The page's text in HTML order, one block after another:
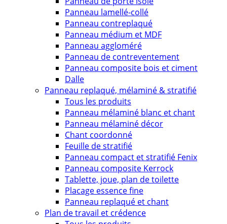
Panneau lamellé-collé
Panneau contreplaqué
Panneau médium et MDF
Panneau aggloméré
Panneau de contreventement
Panneau composite bois et ciment
Dalle
Panneau replaqué, mélaminé & stratifié
Tous les produits
Panneau mélaminé blanc et chant
Panneau mélaminé décor
Chant coordonné
Feuille de stratifié
Panneau compact et stratifié Fenix
Panneau composite Kerrock
Tablette, joue, plan de toilette
Placage essence fine
Panneau replaqué et chant
Plan de travail et crédence